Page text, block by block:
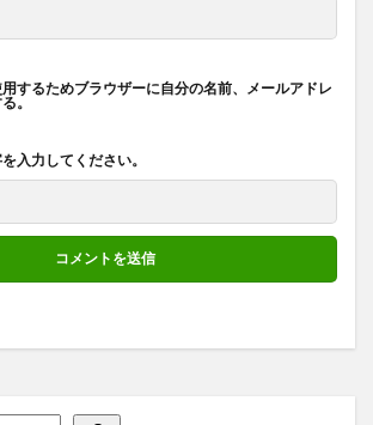
するためブラウザーに自分の名前、メールアドレ
。
入力してください。